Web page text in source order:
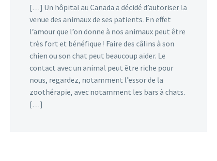
[…] Un hôpital au Canada a décidé d’autoriser la
venue des animaux de ses patients. En effet
l’amour que l’on donne à nos animaux peut être
très fort et bénéfique ! Faire des câlins à son
chien ou son chat peut beaucoup aider. Le
contact avec un animal peut être riche pour
nous, regardez, notamment l’essor de la
zoothérapie, avec notamment les bars à chats.
[…]